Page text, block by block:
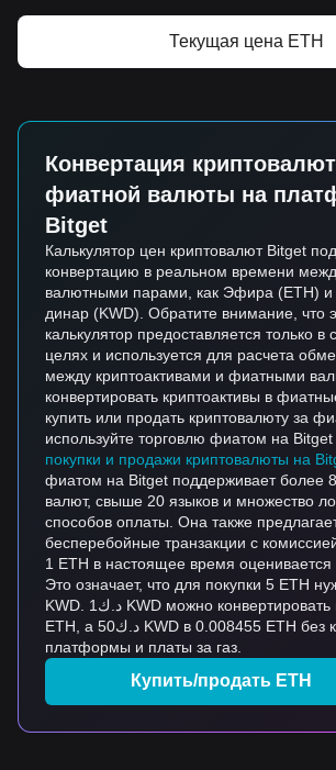
Текущая цена ETH
Конвертация
фиатной валюты на
Bitget
Калькулятор цен криптовалют Bitget
конвертацию в реальном времени
валютными парами, как Эфира (ETH) и
динар (KWD). Обратите внимание, что
калькулятор предоставляется только в
целях и используется для расчета
между криптоактивами и фиатными
конвертировать криптоактивы в
купить или продать криптовалюту за
используйте торговлю фиатом на Bitget
покупки и продажи криптовалюты на
фиатом на Bitget поддерживает более
валют, свыше 20 языков и множество
способов оплаты. Она также
бесперебойные транзакции с
1 ETH в настоящее время оценивается
Это означает, что для покупки 5 ETH
KWD. د.ك1 KWD можно конвертировать в 0.001691
ETH, а د.ك50 KWD в 0.008455 ETH без комиссий
платформы и платы за газ.
Купить/продать ETH